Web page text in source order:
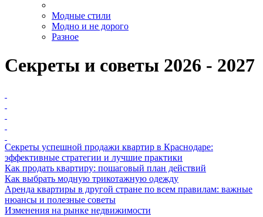
Модные стили
Модно и не дорого
Разное
Секреты и советы 2026 - 2027
Секреты успешной продажи квартир в Краснодаре:
эффективные стратегии и лучшие практики
Как продать квартиру: пошаговый план действий
Как выбрать модную трикотажную одежду
Аренда квартиры в другой стране по всем правилам: важные
нюансы и полезные советы
Изменения на рынке недвижимости